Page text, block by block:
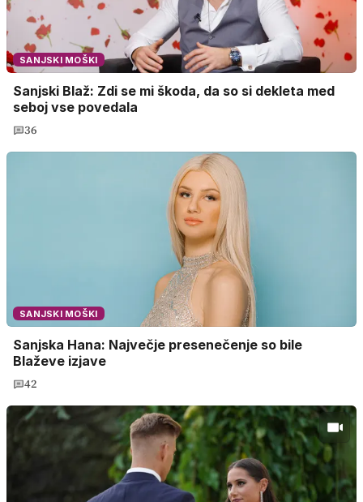
SANJSKI MOŠKI
Sanjski Blaž: Zdi se mi škoda, da so si dekleta med
seboj vse povedala
36
SANJSKI MOŠKI
Sanjska Hana: Največje presenečenje so bile
Blaževe izjave
42